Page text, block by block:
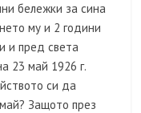
бележки за сина
му и 2 години
и пред света
23 май 1926 г.
си да
Защото през